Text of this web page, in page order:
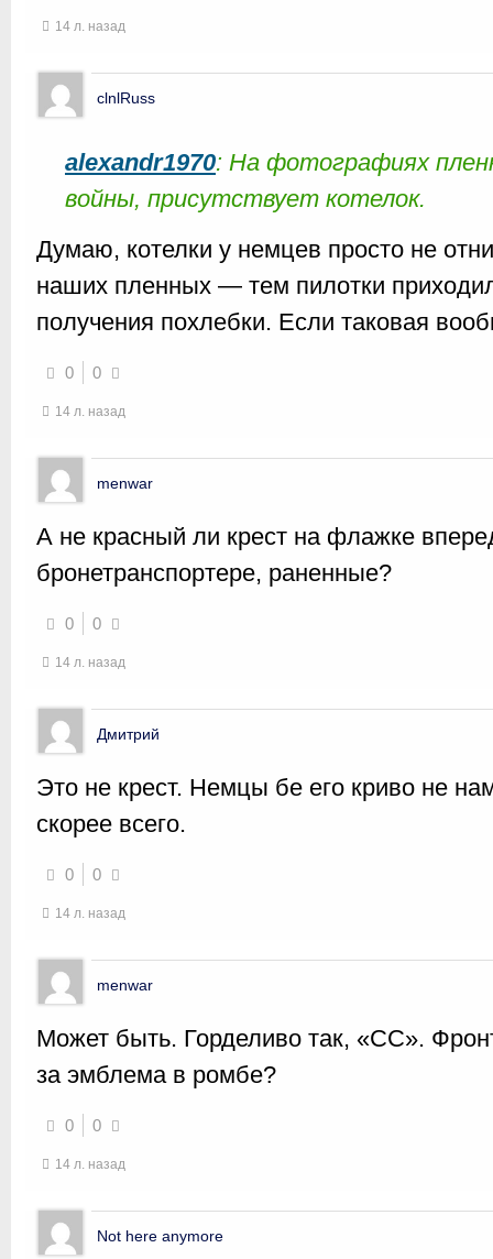
14 л. назад
clnlRuss
alexandr1970: На фотографиях
войны, присутствует котелок.
Думаю, котелки у немцев просто не
наших пленных — тем пилотки
получения похлебки. Если таковая
0 0
14 л. назад
menwar
А не красный ли крест на флажке
бронетранспортере, раненные?
0 0
14 л. назад
Дмитрий
Это не крест. Немцы бе его криво не
скорее всего.
0 0
14 л. назад
menwar
Может быть. Горделиво так, «СС».
за эмблема в ромбе?
0 0
14 л. назад
Not here anymore